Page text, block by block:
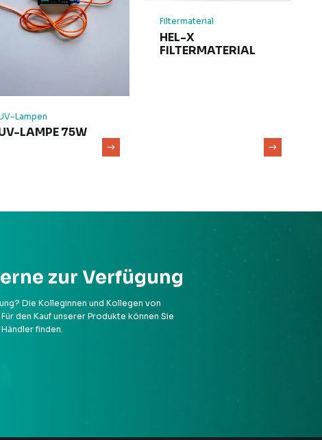
Lampen
LAMPE 75W
Filtermaterial
HEL-X
FILTERMATERIAL
zur Verfügung
Die Kolleginnen und Kollegen von
den Kauf unserer Produkte können Sie
finden.